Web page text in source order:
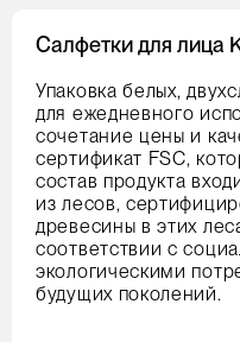
Салфетки для лица
Упаковка белых,
для ежедневного
сочетание цены и
сертификат FSC,
состав продукта
из лесов,
древесины в этих
соответствии с
экологическими
будущих поколений.